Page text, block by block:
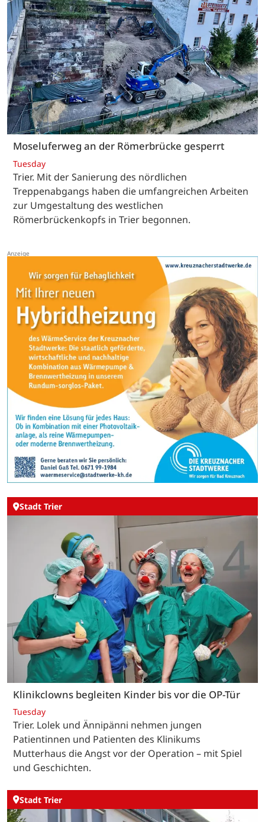
Moseluferweg an der Römerbrücke gesperrt
Tuesday
Trier. Mit der Sanierung des nördlichen
Treppenabgangs haben die umfangreichen Arbeiten
zur Umgestaltung des westlichen
Römerbrückenkopfs in Trier begonnen.
Stadt Trier
Klinikclowns begleiten Kinder bis vor die OP-Tür
Tuesday
Trier. Lolek und Ännipänni nehmen jungen
Patientinnen und Patienten des Klinikums
Mutterhaus die Angst vor der Operation – mit Spiel
und Geschichten.
Stadt Trier